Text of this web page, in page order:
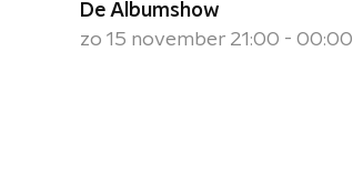
De Albumshow
zo 15 november 21:00 - 00:00